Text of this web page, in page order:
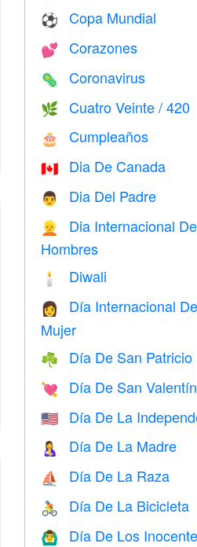
⚽ Copa Mundial
💕 Corazones
🦠 Coronavirus
🌿 Cuatro Veinte / 420
🎂 Cumpleaños
🇨🇦 Dia De Canada
👨 Dia Del Padre
👱
Dia Internacional
Hombres
🕯 Diwali
👩
Día Internacional
Mujer
☘️ Día De San Patricio
💘 Día De San Valentín
🇺🇸 Día De La
🤱 Día De La Madre
⛵️ Día De La Raza
🚴 Día De La Bicicleta
🙆‍♂️ Día De Los